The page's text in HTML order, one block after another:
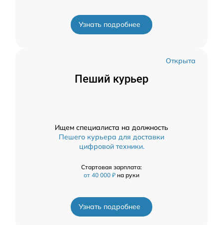
Узнать подробнее
Открыта
Пеший курьер
Ищем специалиста на должность
Пешего курьера для доставки
цифровой техники.
Стартовая зарплата:
от 40 000 ₽ на руки
Узнать подробнее